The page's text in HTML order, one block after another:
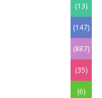
(13)
(147)
(887)
(35)
(6)